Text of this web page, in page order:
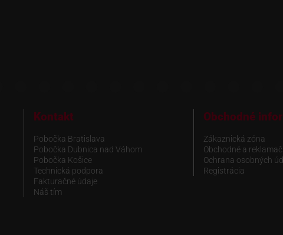
Kontakt
Pobočka Bratislava
Pobočka Dubnica nad Váhom
Pobočka Košice
Technická podpora
Fakturačné údaje
Náš tím
Obchodné
Zákaznická zóna
Obchodné a
Ochrana osobných
Registrácia